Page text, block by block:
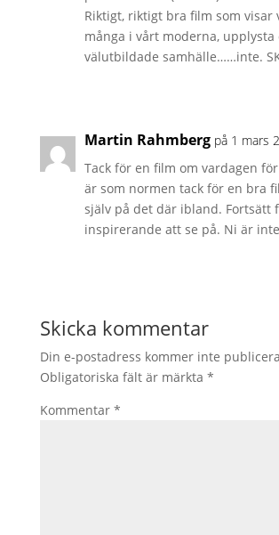
Riktigt, riktigt bra film som visar
många i vårt moderna, upplysta
välutbildade samhälle……inte.
Martin Rahmberg på 1 mars
Tack för en film om vardagen
är som normen tack för en bra
själv på det där ibland. Fortsätt
inspirerande att se på. Ni är
Skicka kommentar
Din e-postadress kommer inte
Obligatoriska fält är märkta *
Kommentar *